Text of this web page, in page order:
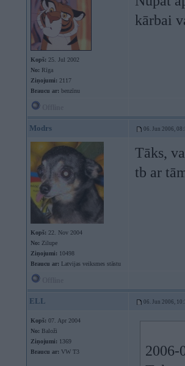
Kopš: 25. Jul 2002
No: Rīga
Ziņojumi: 2117
Braucu ar: benzīnu
kārbai
Modrs 06. Jun 2006,
Kopš: 22. Nov 2004
No: Zilupe
Ziņojumi: 10498
Braucu ar: Latvijas veiksmes stāstu
Tāks,
tb ar
ELL 06. Jun 2006,
Kopš: 07. Apr 2004
No: Baloži
Ziņojumi: 1369
Braucu ar: VW T3
2006-